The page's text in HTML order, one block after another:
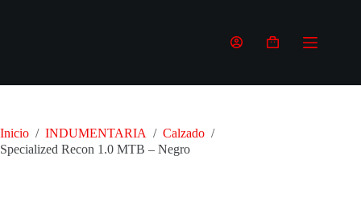
Carro
Inicio / INDUMENTARIA / Calzado /
Specialized Recon 1.0 MTB – Negro